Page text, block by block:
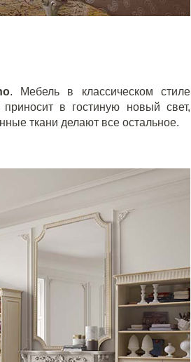
. Мебель в классическом стиле
в гостиную новый свет,
ткани делают все остальное.